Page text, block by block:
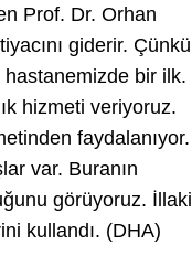
Prof. Dr. Orhan
giderir. Çünkü
bir ilk.
hizmeti veriyoruz.
faydalanıyor.
var. Buranın
görüyoruz. İllaki
kullandı. (DHA)